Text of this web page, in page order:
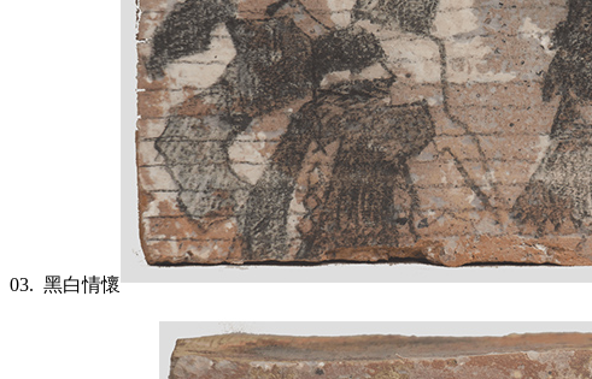
03. 黑白情懷